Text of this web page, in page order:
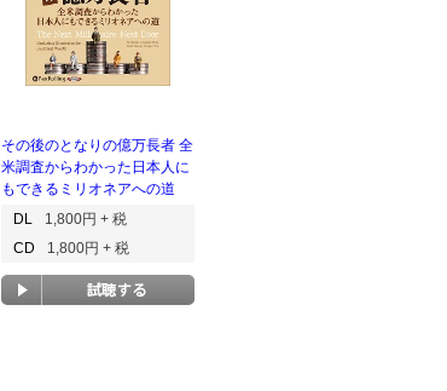
その後のとなりの億万長者 全
米調査からわかった日本人に
もできるミリオネアへの道
DL
1,800円 + 税
CD
1,800円 + 税